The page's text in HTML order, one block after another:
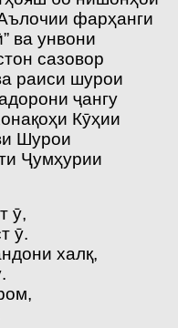
фарҳанги
ва унвони
сазовор
раиси шурои
ҷангу
Кӯҳии
Шурои
Ҷумҳурии
ӯ,
ӯ.
халқ,